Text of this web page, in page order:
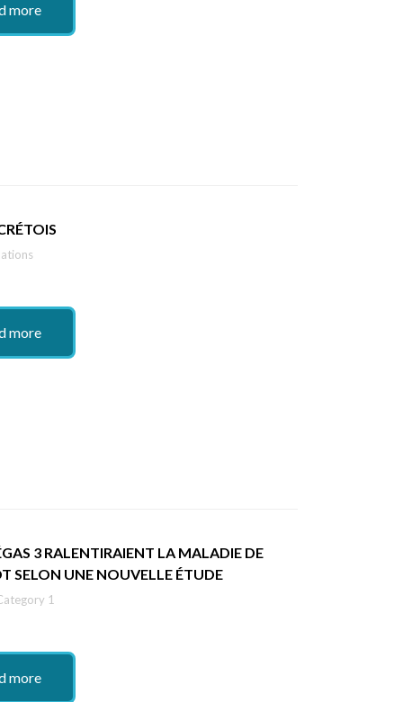
more
more
3 RALENTIRAIENT LA MALADIE DE
SELON UNE NOUVELLE ÉTUDE
1
more